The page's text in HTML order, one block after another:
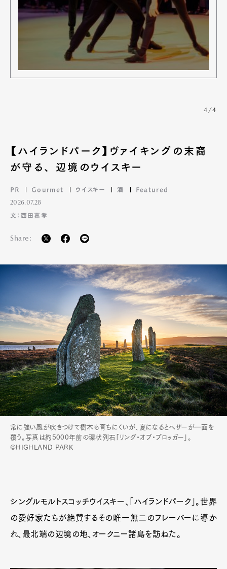
Product Culture Lifestyle
Pen Meet
Pen international Pen tw
4/4
【ハイランドパーク】ヴァイキングの末裔
が守る、 辺境のウイスキー
PR Gourmet ウイスキー 酒 Featured
2026.07.28
文：西田嘉孝
Share:
常に強い風が吹きつけて樹木も育ちにくいが、夏になるとヘザーが一面を
覆う。写真は約5000年前の環状列石「リング・オブ・ブロッガー」。
©HIGHLAND PARK
シングルモルトスコッチウイスキー、「ハイランドパーク」。世界
の愛好家たちが絶賛するその唯一無二のフレーバーに導か
れ、最北端の辺境の地、オークニー諸島を訪ねた。